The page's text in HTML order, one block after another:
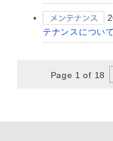
テナンスについ
Page 1 of 18